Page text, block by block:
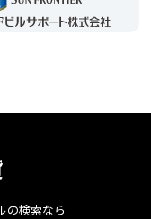
の検索なら